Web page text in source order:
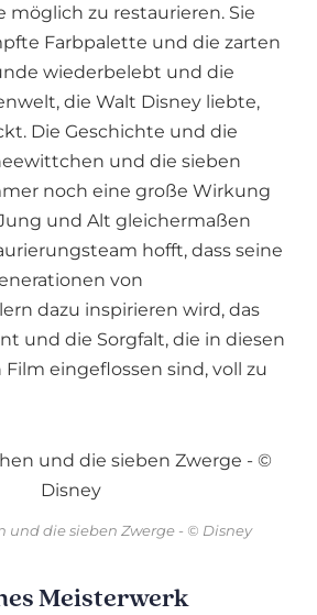
möglich zu restaurieren. Sie
Farbpalette und die zarten
wiederbelebt und die
die Walt Disney liebte,
Die Geschichte und die
und die sieben
noch eine große Wirkung
und Alt gleichermaßen
hofft, dass seine
von
dazu inspirieren wird, das
und die Sorgfalt, die in diesen
eingeflossen sind, voll zu
und die sieben Zwerge - © Disney
Meisterwerk